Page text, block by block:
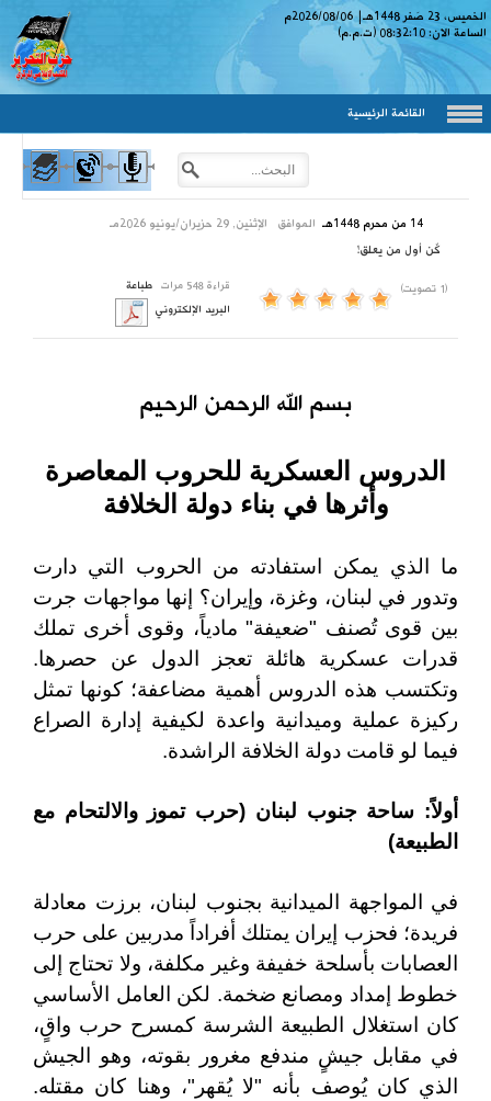
الخميس، 23 صَفر 1448 هـ|
2026/08/06م
الساعة الان:08:32:11(ت.م.م)
القائمة الرئيسية
14 من محرم 1448هـ الموافق الإثنين, 29 حزيران/يونيو 2026مـ
كٌن أول من يعلق!
قراءة 548 مرات
طباعة
البريد الإلكتروني
(1 تصويت)
بسم الله الرحمن الرحيم
الدروس العسكرية للحروب المعاصرة
وأثرها في بناء دولة الخلافة
ما الذي يمكن استفادته من الحروب التي دارت
وتدور في لبنان، وغزة، وإيران؟ إنها مواجهات جرت
بين قوى تُصنف "ضعيفة" مادياً، وقوى أخرى تملك
قدرات عسكرية هائلة تعجز الدول عن حصرها.
وتكتسب هذه الدروس أهمية مضاعفة؛ كونها تمثل
ركيزة عملية وميدانية واعدة لكيفية إدارة الصراع
فيما لو قامت دولة الخلافة الراشدة.
أولاً: ساحة جنوب لبنان (حرب تموز والالتحام مع
الطبيعة)
في المواجهة الميدانية بجنوب لبنان، برزت معادلة
فريدة؛ فحزب إيران يمتلك أفراداً مدربين على حرب
العصابات بأسلحة خفيفة وغير مكلفة، ولا تحتاج إلى
خطوط إمداد ومصانع ضخمة. لكن العامل الأساسي
كان استغلال الطبيعة الشرسة كمسرح حرب واقٍ،
في مقابل جيشٍ مندفع مغرور بقوته، وهو الجيش
الذي كان يُوصف بأنه "لا يُقهر"، وهنا كان مقتله.